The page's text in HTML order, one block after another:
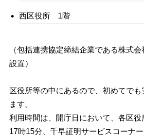
西区役所 1階
（包括連携協定締結企業である株式
設置）
区役所等の中にあるので、初めてでも
ます。
利用時間は、開庁日において、各区役
17時15分、千早証明サービスコーナ